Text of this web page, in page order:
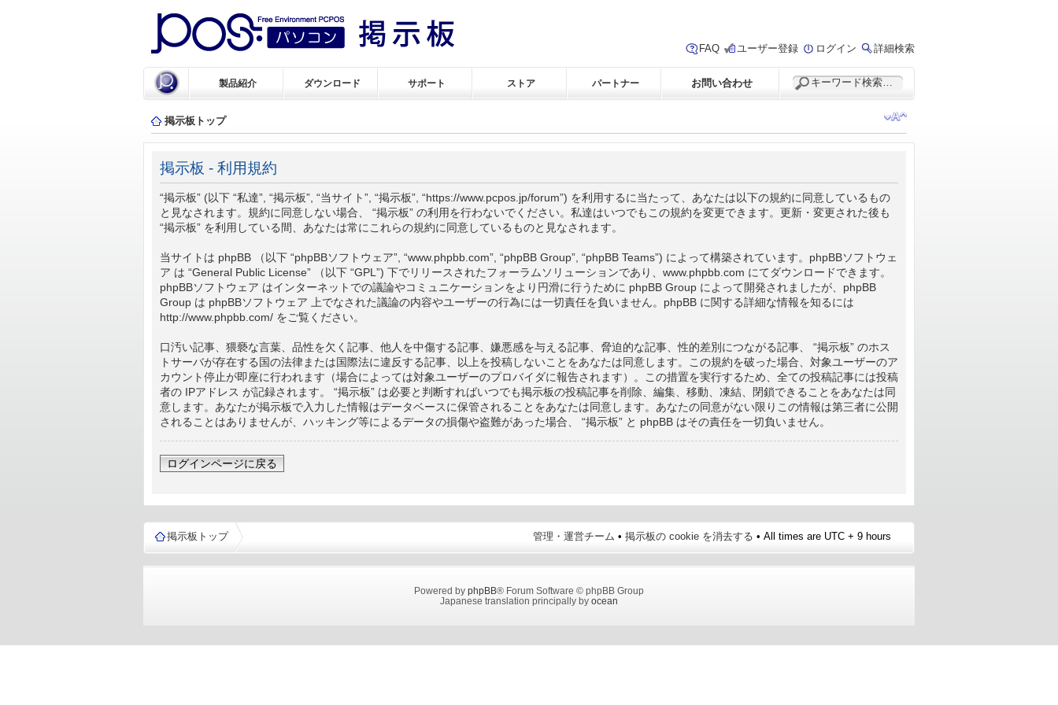
FAQ ユーザー登録 ログイン 詳細検索
製品紹介 ダウンロード サポート ストア パートナー お問い合わせ
掲示板トップ
掲示板 - 利用規約
“掲示板” (以下 “私達”, “掲示板”, “当サイト”, “掲示板”, “https://www.pcpos.jp/forum”) を利用するに当たって、あなたは以下の規約に同意しているもの
と見なされます。規約に同意しない場合、 “掲示板” の利用を行わないでください。私達はいつでもこの規約を変更できます。更新・変更された後も
“掲示板” を利用している間、あなたは常にこれらの規約に同意しているものと見なされます。
当サイトは phpBB （以下 “phpBBソフトウェア”, “www.phpbb.com”, “phpBB Group”, “phpBB Teams”) によって構築されています。phpBBソフトウェ
ア は “General Public License” （以下 “GPL”) 下でリリースされたフォーラムソリューションであり、 www.phpbb.com にてダウンロードできます。
phpBBソフトウェア はインターネットでの議論やコミュニケーションをより円滑に行うために phpBB Group によって開発されましたが、phpBB
Group は phpBBソフトウェア 上でなされた議論の内容やユーザーの行為には一切責任を負いません。phpBB に関する詳細な情報を知るには
http://www.phpbb.com/ をご覧ください。
口汚い記事、猥褻な言葉、品性を欠く記事、他人を中傷する記事、嫌悪感を与える記事、脅迫的な記事、性的差別につながる記事、 “掲示板” のホス
トサーバが存在する国の法律または国際法に違反する記事、以上を投稿しないことをあなたは同意します。この規約を破った場合、対象ユーザーのア
カウント停止が即座に行われます（場合によっては対象ユーザーのプロバイダに報告されます）。この措置を実行するため、全ての投稿記事には投稿
者の IPアドレス が記録されます。 “掲示板” は必要と判断すればいつでも掲示板の投稿記事を削除、編集、移動、凍結、閉鎖できることをあなたは同
意します。あなたが掲示板で入力した情報はデータベースに保管されることをあなたは同意します。あなたの同意がない限りこの情報は第三者に公開
されることはありませんが、ハッキング等によるデータの損傷や盗難があった場合、 “掲示板” と phpBB はその責任を一切負いません。
ログインページに戻る
掲示板トップ 管理・運営チーム • 掲示板の cookie を消去する • All times are UTC + 9 hours
Powered by phpBB® Forum Software © phpBB Group
Japanese translation principally by ocean